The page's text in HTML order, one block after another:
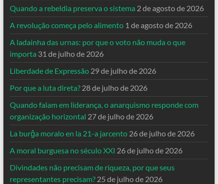
Quando a rebeldia preserva o sistema 2 de agosto de 2026
A revolução começa pelo alimento 1 de agosto de 2026
A ladainha das urnas: por que o voto não muda o que
importa 31 de julho de 2026
Liberdade de Expressão 29 de julho de 2026
Por que a luta direta? 28 de julho de 2026
Quando falam em liderança, o anarquismo responde com
organização horizontal 27 de julho de 2026
La burĝa moralo en la 21-a jarcento 26 de julho de 2026
A moral burguesa no século XXI 26 de julho de 2026
Divindades não precisam de riqueza, por que seus
representantes precisam? 25 de julho de 2026